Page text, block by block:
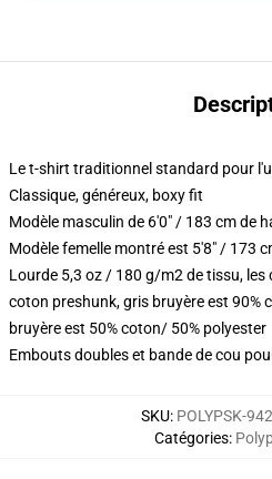
Le t-shirt traditionnel standard pour
Classique, généreux, boxy fit
Modèle masculin de 6'0" / 183 cm de
Modèle femelle montré est 5'8" / 173
Lourde 5,3 oz / 180 g/m2 de tissu, les
coton preshunk, gris bruyère est 90%
bruyère est 50% coton/ 50% polyester
Embouts doubles et bande de cou
SKU: POLYPSK-
Catégories: